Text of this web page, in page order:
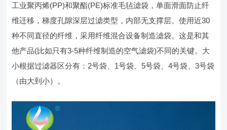
工业聚丙烯(PP)和聚酯(PE)标准毛毡滤袋，单面滑面防止纤
维迁移，梯度孔隙深层过滤类型，内部无支撑层。使用近30
种不同直径的纤维，采用纤维混合设备制造滤袋。这是和其
他产品(比如只有3-5种纤维制造的空气滤袋)不同的关键。大
小根据过滤器区分有：2号袋、1号袋、5号袋、4号袋、3号袋
（由大到小）。